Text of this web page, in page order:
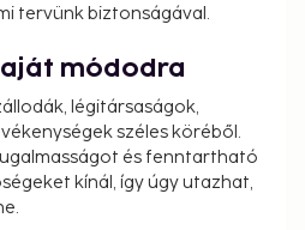
tervünk biztonságával.
módodra
légitársaságok,
széles köréből.
és fenntartható
kínál, így úgy utazhat,